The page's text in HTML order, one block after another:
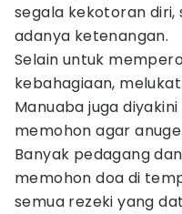
segala kekotoran diri,
adanya ketenangan.
Selain untuk
kebahagiaan,
Manuaba juga
memohon agar
Banyak pedagang
memohon doa di
semua rezeki yang